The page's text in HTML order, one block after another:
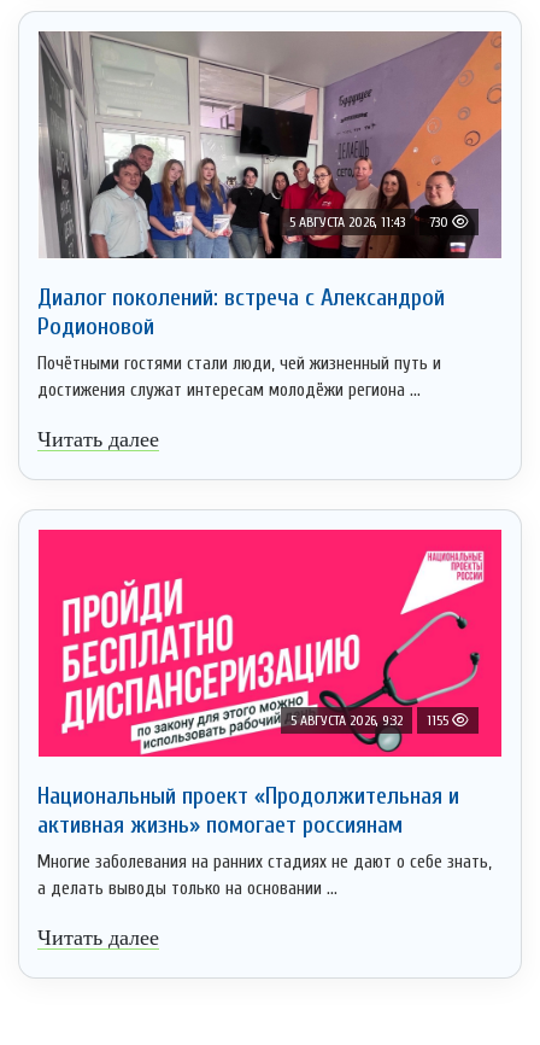
5 АВГУСТА 2026, 11:43 730
Диалог поколений: встреча с Александрой
Родионовой
Почётными гостями стали люди, чей жизненный путь и
достижения служат интересам молодёжи региона ...
Читать далее
5 АВГУСТА 2026, 9:32 1155
Национальный проект «Продолжительная и
активная жизнь» помогает россиянам
Многие заболевания на ранних стадиях не дают о себе знать,
а делать выводы только на основании ...
Читать далее